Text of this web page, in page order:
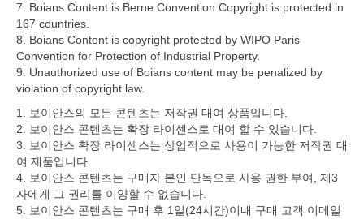
7. Boians Content is Berne Convention Copyright is protected in
167 countries.
8. Boians Content is copyright protected by WIPO Paris
Convention for Protection of Industrial Property.
9. Unauthorized use of Boians content may be penalized by
violation of copyright law.
1. 보이안스의 모든 콘텐츠는 저작권 대여 상품입니다.
2. 보이안스 콘텐츠는 확장 라이센스로 대여 할 수 있습니다.
3. 보이안스 확장 라이센스는 상업적으로 사용이 가능한 저작권 대
여 제품입니다.
4. 보이안스 콘텐츠는 구매자 본인 단독으로 사용 권한 부여, 제3
자에게 그 권리를 이양할 수 없습니다.
5. 보이안스 콘텐츠는 구매 후 1일(24시간)이내 구매 고객 이메일